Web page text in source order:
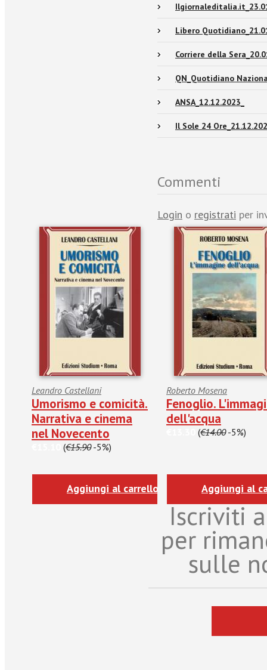
Libero
Corriere della
QN_Quotidiano
ANSA_12.12.2023_
Il Sole 24
Commenti
Login o registrati per
Leandro Castellani
Umorismo e comicità.
Narrativa e cinema
nel Novecento
(€15.90-5%)
Aggiungi al carrello
Roberto Mosena
Fenoglio.
dell'acqua
(€14.00-5%)
Aggiungi al
Iscriviti
per
sulle